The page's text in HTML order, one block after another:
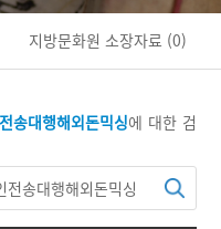
송대행해외돈믹싱에 대한 검
지방문화원 소장자료 (0)